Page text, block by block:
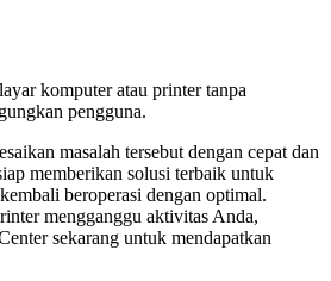
komputer atau printer tanpa
pengguna.
masalah tersebut dengan cepat dan
memberikan solusi terbaik untuk
beroperasi dengan optimal.
mengganggu aktivitas Anda,
sekarang untuk mendapatkan